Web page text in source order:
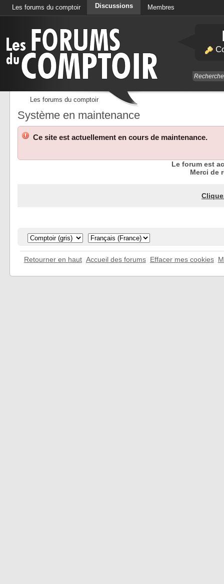
Les forums du comptoir Discussions Membres
Les forums du comptoir
Système en maintenance
Ce site est actuellement en cours de maintenance.
Le forum est
Merci de
Retourner en haut Accueil des forums Effacer mes cookies